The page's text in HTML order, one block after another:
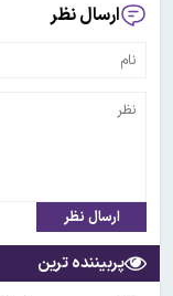
ارسال نظر
ارسال نظر
پربیننده ترین